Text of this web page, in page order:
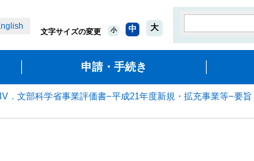
文字サイズの変更 小 中 大
申請・手続き
IV．文部科学省事業評価書−平成21年度新規・拡充事業等−要旨